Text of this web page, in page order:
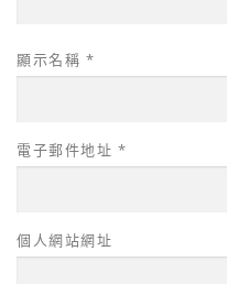
顯示名稱 *
電子郵件地址 *
個人網站網址